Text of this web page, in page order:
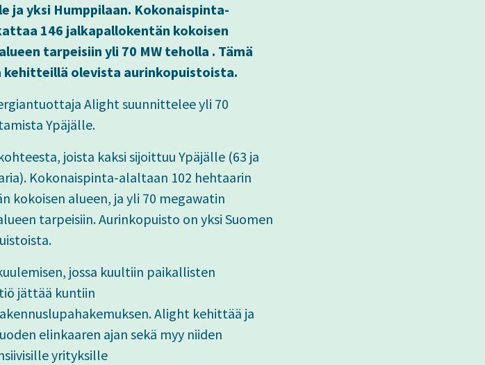
ja yksi Humppilaan. Kokonaispinta-
146 jalkapallokentän kokoisen
tarpeisiin yli 70 MW teholla . Tämä
kehitteillä olevista aurinkopuistoista.
Alight suunnittelee yli 70
Ypäjälle.
joista kaksi sijoittuu Ypäjälle (63 ja
Kokonaispinta-alaltaan 102 hehtaarin
kokoisen alueen, ja yli 70 megawatin
tarpeisiin. Aurinkopuisto on yksi Suomen
jossa kuultiin paikallisten
jättää kuntiin
Alight kehittää ja
elinkaaren ajan sekä myy niiden
yrityksille